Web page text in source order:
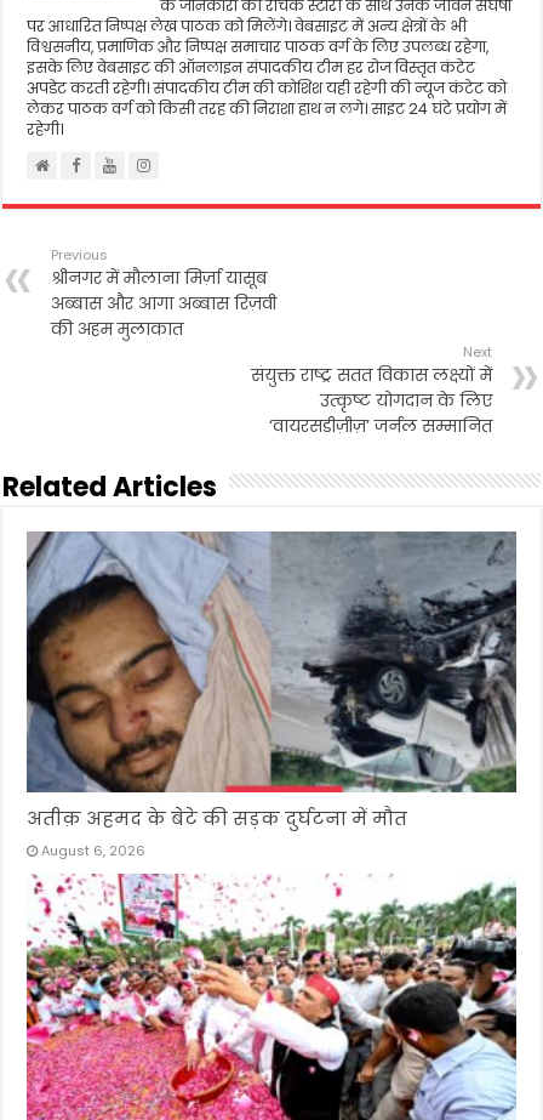
के जानकारों की रोचक स्टोरी के साथ उनके जीवन संघर्षो
पर आधारित निष्पक्ष लेख पाठक को मिलेंगे। वेबसाइट में अन्य क्षेत्रों के भी
विश्वसनीय, प्रमाणिक और निष्पक्ष समाचार पाठक वर्ग के लिए उपलब्ध रहेगा,
इसके लिए वेबसाइट की ऑनलाइन संपादकीय टीम हर रोज विस्तृत कंटेट
अपडेट करती रहेगी। संपादकीय टीम की कोशिश यही रहेगी की न्यूज कंटेट को
लेकर पाठक वर्ग को किसी तरह की निराशा हाथ न लगे। साइट 24 घंटे प्रयोग में
रहेगी।
Previous
श्रीनगर में मौलाना मिर्ज़ा यासूब
अब्बास और आगा अब्बास रिज़वी
की अहम मुलाकात
Next
संयुक्त राष्ट्र सतत विकास लक्ष्यों में
उत्कृष्ट योगदान के लिए
‘वायरसडीज़ीज़’ जर्नल सम्मानित
Related Articles
अतीक़ अहमद के बेटे की सड़क दुर्घटना में मौत
August 6, 2026